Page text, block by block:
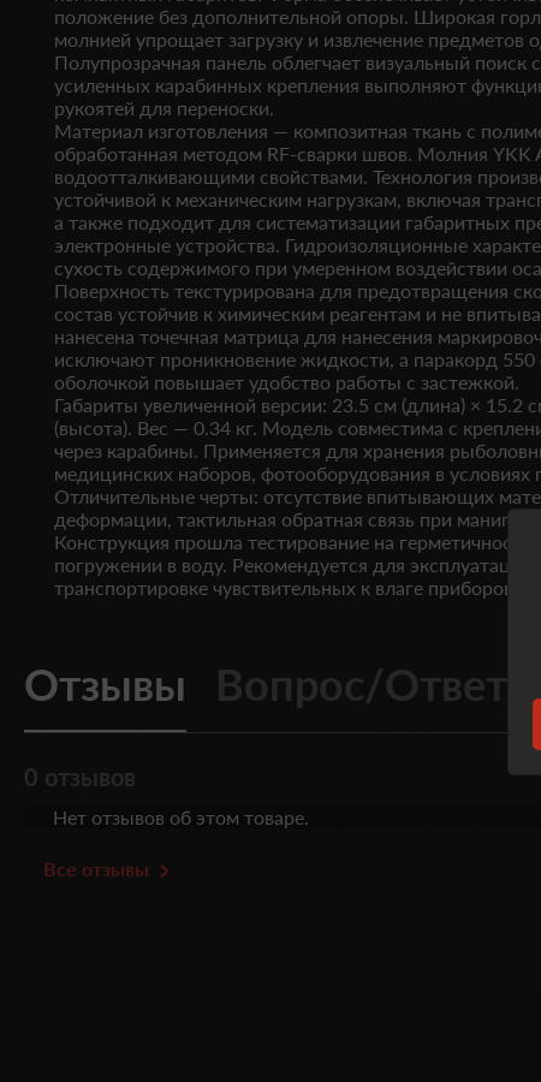
положение без дополнительной опоры. Широкая
молнией упрощает загрузку и извлечение предметов
Полупрозрачная панель облегчает визуальный поиск
усиленных карабинных крепления выполняют
рукоятей для переноски.
Материал изготовления — композитная ткань с
обработанная методом RF-сварки швов. Молния YKK
водоотталкивающими свойствами. Технология
устойчивой к механическим нагрузкам, включая
а также подходит для систематизации габаритных
электронные устройства. Гидроизоляционные
сухость содержимого при умеренном воздействии
Поверхность текстурирована для предотвращения
состав устойчив к химическим реагентам и не
нанесена точечная матрица для нанесения
исключают проникновение жидкости, а паракорд 550
оболочкой повышает удобство работы с застежкой.
Габариты увеличенной версии: 23.5 см (длина) × 15.2
(высота). Вес — 0.34 кг. Модель совместима с
через карабины. Применяется для хранения
медицинских наборов, фотооборудования в
Отличительные черты: отсутствие впитывающих
деформации, тактильная обратная связь при
Конструкция прошла тестирование на герметичность
погружении в воду. Рекомендуется для эксплуатации
транспортировке чувствительных к влаге приборов.
Отзывы Вопрос/Ответ
0 отзывов
Нет отзывов об этом товаре.
Все отзывы